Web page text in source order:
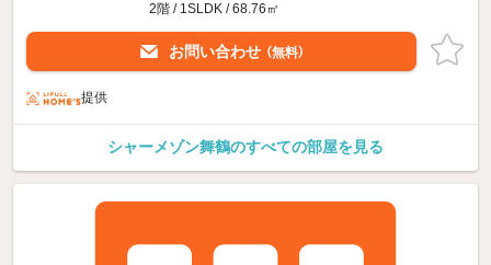
2階 / 1SLDK / 68.76㎡
お問い合わせ （無料）
提供
シャーメゾン舞鶴のすべての部屋を見る